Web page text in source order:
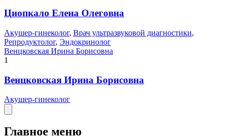
Циопкало Елена Олеговна
Акушер-гинеколог, Врач ультразвуковой диагностики,
Репродуктолог, Эндокринолог
Венцковская Ирина Борисовна
1
Венцковская Ирина Борисовна
Акушер-гинеколог
Главное меню